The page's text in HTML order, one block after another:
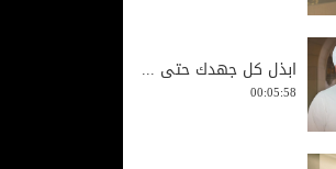
ابذل كل جهدك حتى ...
00:05:58